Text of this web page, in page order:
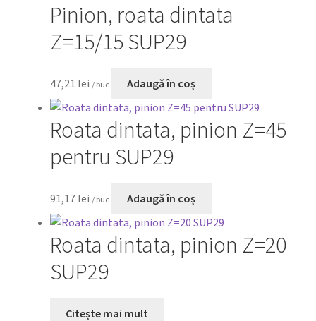
Pinion, roata dintata
Z=15/15 SUP29
47,21 lei / buc Adaugă în coș
Roata dintata, pinion Z=45
pentru SUP29
91,17 lei / buc Adaugă în coș
Roata dintata, pinion Z=20
SUP29
Citește mai mult